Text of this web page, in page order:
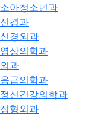
소아청소년과
신경과
신경외과
영상의학과
외과
응급의학과
정신건강의학과
정형외과